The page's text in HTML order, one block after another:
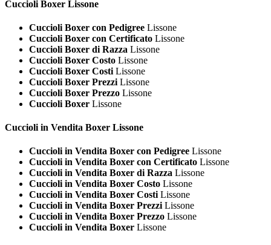
Cuccioli Boxer Lissone
Cuccioli Boxer con Pedigree Lissone
Cuccioli Boxer con Certificato Lissone
Cuccioli Boxer di Razza Lissone
Cuccioli Boxer Costo Lissone
Cuccioli Boxer Costi Lissone
Cuccioli Boxer Prezzi Lissone
Cuccioli Boxer Prezzo Lissone
Cuccioli Boxer Lissone
Cuccioli in Vendita Boxer Lissone
Cuccioli in Vendita Boxer con Pedigree Lissone
Cuccioli in Vendita Boxer con Certificato Lissone
Cuccioli in Vendita Boxer di Razza Lissone
Cuccioli in Vendita Boxer Costo Lissone
Cuccioli in Vendita Boxer Costi Lissone
Cuccioli in Vendita Boxer Prezzi Lissone
Cuccioli in Vendita Boxer Prezzo Lissone
Cuccioli in Vendita Boxer Lissone